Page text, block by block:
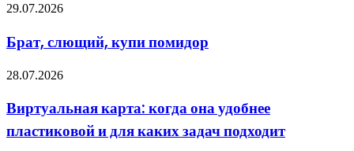
оперативно-
Брат,
купи
помидор
29.07.2026
Брат, слющий, купи помидор
Виртуальная
когда
она
удобнее
28.07.2026
Виртуальная карта: когда она удобнее
пластиковой и для каких задач подходит